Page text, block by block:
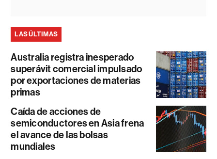
LAS ÚLTIMAS
Australia registra inesperado
superávit comercial impulsado
por exportaciones de materias
primas
Caída de acciones de
semiconductores en Asia frena
el avance de las bolsas
mundiales